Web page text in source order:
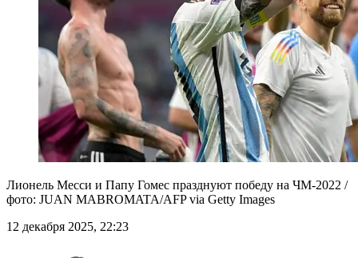
Лионель Месси и Папу Гомес празднуют победу на ЧМ-2022 /
фото: JUAN MABROMATA/AFP via Getty Images
12 декабря 2025, 22:23